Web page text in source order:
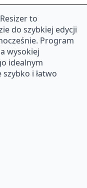
to
do szybkiej edycji
Program
wysokiej
idealnym
i łatwo